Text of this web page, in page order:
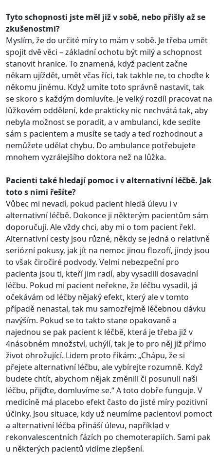
Tyto schopnosti jste měl již v sobě, nebo přišly až se
zkušenostmi?
Myslím, že do určité míry to mám v sobě. Je třeba umět
spojit dvě věci – základní ochotu být milý a schopnost
stanovit hranice. To znamená, když pacient začne
někam ujíždět, umět včas říci, tak takhle ne, to choďte k
někomu jinému. Když umíte toto správně nastavit, tak
se skoro s každým domluvíte. Je velký rozdíl pracovat na
lůžkovém oddělení, kde prakticky nic nechvátá tak, aby
nebyla možnost se poradit, a v ambulanci, kde sedíte
sám s pacientem a musíte se tady a teď rozhodnout a
nemůžete udělat chybu. Do ambulance potřebujete
mnohem vyzrálejšího doktora než na lůžka.
Pacienti také hledají pomoc i v alternativní léčbě. Jak
toto s nimi řešíte?
Vůbec mi nevadí, pokud pacient hledá úlevu i v
alternativní léčbě. Dokonce ji některým pacientům sám
doporučuji. Ale vždy chci, aby mi o tom pacient řekl.
Alternativní cesty jsou různé, někdy se jedná o relativně
seriózní pokusy, jak jít na nemoc jinou flozofí, jindy jsou
to však čiročiré podvody. Velmi nebezpeční pro
pacienta jsou ti, kteří jim radí, aby vysadili dosavadní
léčbu. Pokud mi pacient neřekne, že léčbu vysadil, já
očekávám od léčby nějaký efekt, který ale v tomto
případě nenastal, tak mu samozřejmě léčebnou dávku
navýším. Pokud se to takto stane opakovaně a
najednou se pak pacient k léčbě, která je třeba již v
4násobném množství, uchýlí, tak je to pro něj již přímo
život ohrožující. Lidem proto říkám: „Chápu, že si
přejete alternativní léčbu, ale vybírejte rozumně. Když
budete chtít, abychom nějak změnili či posunuli naši
léčbu, přijďte, domluvíme se.“ A toto dobře funguje. V
medicíně má placebo efekt často do jisté míry pozitivní
účinky. Jsou situace, kdy už neumíme pacientovi pomoct
a alternativní léčba přináší úlevu, například v
rekonvalescentních fázích po chemoterapiích. Sami pak
u některých pacientů vidíme zlepšení.